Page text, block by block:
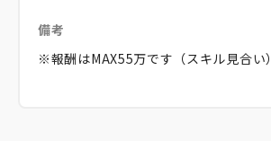
備考
※報酬はMAX55万です（スキル見合い）